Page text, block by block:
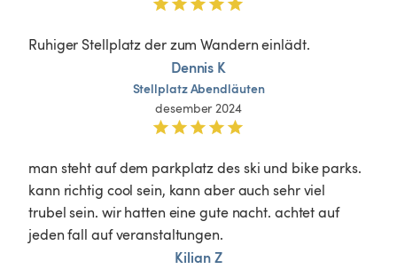
Ruhiger Stellplatz der zum Wandern einlädt.
Dennis K
StellplatzAbendläuten
desember 2024
man steht auf dem parkplatz des ski und bike parks.
kann richtig cool sein, kann aber auch sehr viel
trubel sein. wir hatten eine gute nacht. achtet auf
jeden fall auf veranstaltungen.
Kilian Z